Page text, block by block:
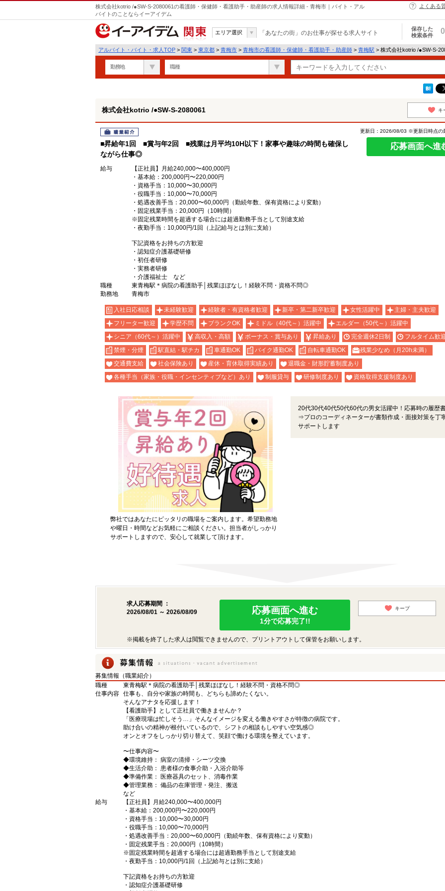
株式会社kotrio /●SW-S-2080061の看護師・保健師・看護助手・助産師の求人情報詳細 - 青梅市｜バイト・アル
バイトのことならイーアイデム
よくある
関東
エリア選択 「あなたの街」のお仕事が探せる求人サイト
保存した
検索条件
0
アルバイト・バイト・求人TOP > 関東 > 東京都 > 青梅市 > 青梅市の看護師・保健師・看護助手・助産師 > 青梅駅 > 株式会社kotrio /●SW-S-
勤務地 職種
株式会社kotrio /●SW-S-2080061 キ
職業紹介
■昇給年1回 ■賞与年2回 ■残業は月平均10H以下！家事や趣味の時間も確保し
ながら仕事◎
更新日：2026/08/03 ※更新日時点の
応募画面へ進
給与
【正社員】月給240,000〜400,000円
・基本給：200,000円〜220,000円
・資格手当：10,000〜30,000円
・役職手当：10,000〜70,000円
・処遇改善手当：20,000〜60,000円（勤続年数、保有資格により変動）
・固定残業手当：20,000円（10時間）
※固定残業時間を超過する場合には超過勤務手当として別途支給
・夜勤手当：10,000円/1回（上記給与とは別に支給）
下記資格をお持ちの方歓迎
・認知症介護基礎研修
・初任者研修
・実務者研修
・介護福祉士 など
職種
東青梅駅＊病院の看護助手│残業ほぼなし！経験不問・資格不問◎
勤務地
青梅市
入社日応相談 未経験歓迎 経験者・有資格者歓迎 新卒・第二新卒歓迎 女性活躍中
主婦・主夫歓迎
フリーター歓迎
学歴不問 ブランクOK ミドル（40代～）活躍中
エルダー（50代～）活躍中
シニア（60代～）活躍中
高収入・高額 ボーナス・賞与あり 昇給あり 完全週休2日制
フルタイム歓
禁煙・分煙
駅直結・駅チカ 車通勤OK バイク通勤OK 自転車通勤OK
残業少なめ（月20h未満）
交通費支給
社会保険あり 産休・育休取得実績あり
退職金・財形貯蓄制度あり
各種手当（家族・役職・インセンティブなど）あり
制服貸与 研修制度あり 資格取得支援制度あり
弊社ではあなたにピッタリの職場をご案内します。希望勤務地
や曜日・時間などお気軽にご相談ください。担当者がしっかり
サポートしますので、安心して就業して頂けます。
20代30代40代50代60代の男女活躍中！応募時の履歴
⇒プロのコーディネーターが書類作成・面接対策を丁
サポートします
求人応募期間 ：
2026/08/01 ～ 2026/08/09
応募画面へ進む
1分で応募完了!!
キープ
※掲載を終了した求人は閲覧できませんので、プリントアウトして保管をお願いします。
募集情報（職業紹介）
職種
東青梅駅＊病院の看護助手│残業ほぼなし！経験不問・資格不問◎
仕事内容 仕事も、自分や家族の時間も、どちらも諦めたくない。
そんなアナタを応援します！
【看護助手】として正社員で働きませんか？
「医療現場は忙しそう…」そんなイメージを変える働きやすさが特徴の病院です。
助け合いの精神が根付いているので、シフトの相談もしやすい空気感◎
オンとオフをしっかり切り替えて、笑顔で働ける環境を整えています。
〜仕事内容〜
◆環境維持： 病室の清掃・シーツ交換
◆生活介助： 患者様の食事介助・入浴介助等
◆準備作業： 医療器具のセット、消毒作業
◆管理業務： 備品の在庫管理・発注、搬送
など
給与
【正社員】月給240,000〜400,000円
・基本給：200,000円〜220,000円
・資格手当：10,000〜30,000円
・役職手当：10,000〜70,000円
・処遇改善手当：20,000〜60,000円（勤続年数、保有資格により変動）
・固定残業手当：20,000円（10時間）
※固定残業時間を超過する場合には超過勤務手当として別途支給
・夜勤手当：10,000円/1回（上記給与とは別に支給）
下記資格をお持ちの方歓迎
・認知症介護基礎研修